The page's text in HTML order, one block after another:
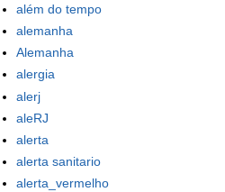
além do tempo
alemanha
Alemanha
alergia
alerj
aleRJ
alerta
alerta sanitario
alerta_vermelho